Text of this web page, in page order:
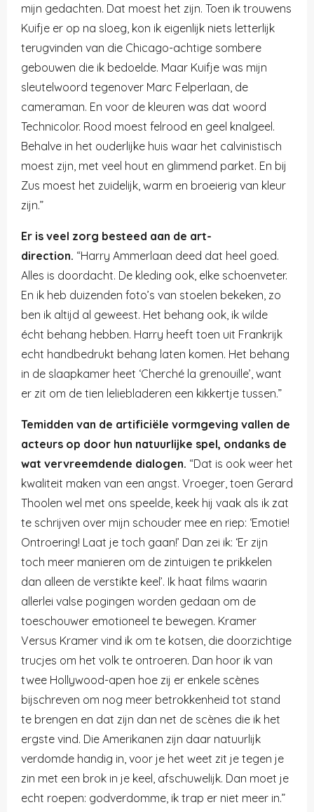
mijn gedachten. Dat moest het zijn. Toen ik trouwens
Kuifje er op na sloeg, kon ik eigenlijk niets letterlijk
terugvinden van die Chicago-achtige sombere
gebouwen die ik bedoelde. Maar Kuifje was mijn
sleutelwoord tegenover Marc Felperlaan, de
cameraman. En voor de kleuren was dat woord
Technicolor. Rood moest felrood en geel knalgeel.
Behalve in het ouderlijke huis waar het calvinistisch
moest zijn, met veel hout en glimmend parket. En bij
Zus moest het zuidelijk, warm en broeierig van kleur
zijn.”
Er is veel zorg besteed aan de art-
direction. “Harry Ammerlaan deed dat heel goed.
Alles is doordacht. De kleding ook, elke schoenveter.
En ik heb duizenden foto’s van stoelen bekeken, zo
ben ik altijd al geweest. Het behang ook, ik wilde
écht behang hebben. Harry heeft toen uit Frankrijk
echt handbedrukt behang laten komen. Het behang
in de slaapkamer heet ‘Cherché la grenouille’, want
er zit om de tien leliebladeren een kikkertje tussen.”
Temidden van de artificiële vormgeving vallen de
acteurs op door hun natuurlijke spel, ondanks de
wat vervreemdende dialogen. “Dat is ook weer het
kwaliteit maken van een angst. Vroeger, toen Gerard
Thoolen wel met ons speelde, keek hij vaak als ik zat
te schrijven over mijn schouder mee en riep: ‘Emotie!
Ontroering! Laat je toch gaan!’ Dan zei ik: ‘Er zijn
toch meer manieren om de zintuigen te prikkelen
dan alleen de verstikte keel’. Ik haat films waarin
allerlei valse pogingen worden gedaan om de
toeschouwer emotioneel te bewegen. Kramer
Versus Kramer vind ik om te kotsen, die doorzichtige
trucjes om het volk te ontroeren. Dan hoor ik van
twee Hollywood-apen hoe zij er enkele scènes
bijschreven om nog meer betrokkenheid tot stand
te brengen en dat zijn dan net de scènes die ik het
ergste vind. Die Amerikanen zijn daar natuurlijk
verdomde handig in, voor je het weet zit je tegen je
zin met een brok in je keel, afschuwelijk. Dan moet je
echt roepen: godverdomme, ik trap er niet meer in.”